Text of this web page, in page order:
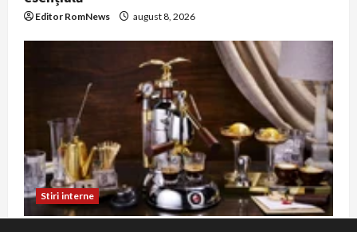
Editor RomNews august 8, 2026
Stiri interne